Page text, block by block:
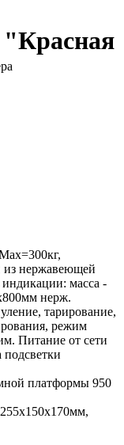
"Красная
из нержавеющей
масса -
нерж.
тарирование,
режим
Питание от сети
платформы 950